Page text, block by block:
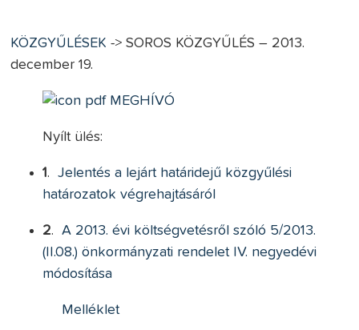
KÖZGYŰLÉSEK -> SOROS KÖZGYŰLÉS – 2013.
december 19.
MEGHÍVÓ
Nyílt ülés:
1.
Jelentés a lejárt határidejű közgyűlési
határozatok végrehajtásáról
2.
A 2013. évi költségvetésről szóló 5/2013.
(II.08.) önkormányzati rendelet IV. negyedévi
módosítása
Melléklet